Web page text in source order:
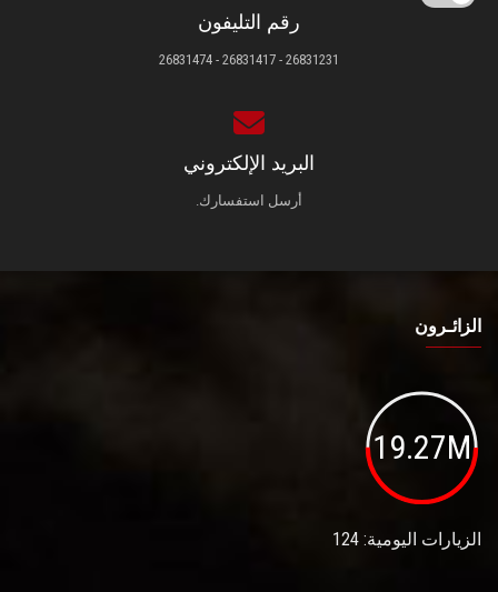
رقم التليفون
26831231 - 26831417 - 26831474
البريد الإلكتروني
أرسل استفسارك.
الزائـرون
19.27M
الزيارات اليومية: 124